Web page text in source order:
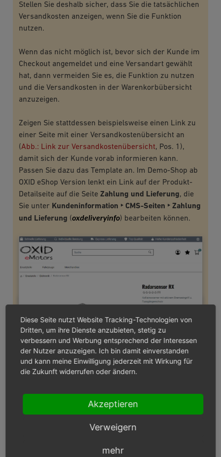
Stellen Sie deshalb sicher, dass Sie die tatsächlichen
Versandkosten anzeigen, wenn Sie die Funktion
nutzen.
Wenn das nicht möglich ist, bevor sich der Kunde im
Checkout angemeldet und eine Versandart gewählt
hat, dann vermeiden Sie es, die Funktion zu nutzen
und die Versandkosten in der Warenkorbübersicht
anzuzeigen.
Zeigen Sie stattdessen beispielsweise einen Link zu
einer Seite mit einer Versandkostenübersicht an
(Abb.: Link zur Versandkostenübersicht, Pos. 1),
damit sich der Kunde vorab informieren kann.
Passen Sie dazu das Template an. Im Demo-Shop ab
OXID eShop Version lenkt ein Link auf der Produkt-
Detailseite auf die Seite Zahlung und Lieferung, die
Sie unter Kundeninformation ‣ CMS-Seiten ‣ Zahlung
und Lieferung (oxdeliveryinfo) bearbeiten können.
Abb.: Link zur Versandkostenübersicht
Legen Sie unterShopeinstellungen ‣ Versandarten
eine Standard-Versandart oder mehrere
Diese Seite nutzt Website Tracking-Technologien von
Dritten, um ihre Dienste anzubieten, stetig zu
verbessern und Werbung entsprechend der Interessen
der Nutzer anzuzeigen. Ich bin damit einverstanden
und kann meine Einwilligung jederzeit mit Wirkung für
die Zukunft widerrufen oder ändern.
Akzeptieren
Verweigern
mehr